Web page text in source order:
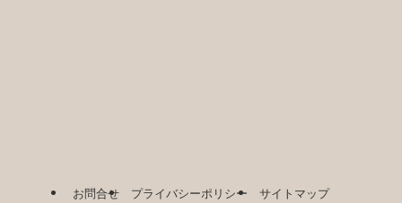
お問合せ プライバシーポリシー サイトマップ